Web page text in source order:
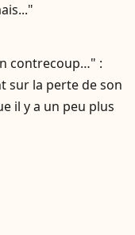
contrecoup…" :
sur la perte de son
il y a un peu plus